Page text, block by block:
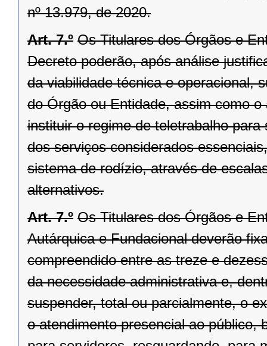
nº 13.979, de 2020.
Art. 7.º Os Titulares dos Órgãos e
Decreto poderão, após análise
da viabilidade técnica e operacional,
do Órgão ou Entidade, assim como
instituir o regime de teletrabalho
dos serviços considerados
sistema de rodízio, através de
alternativos.
Art. 7.º Os Titulares dos Órgãos e
Autárquica e Fundacional deverão
compreendido entre as treze e
da necessidade administrativa e,
suspender, total ou parcialmente, o
o atendimento presencial ao público,